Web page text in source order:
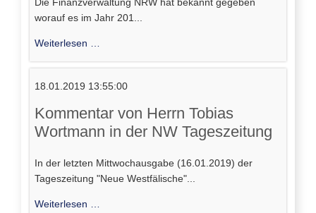
worauf es im Jahr 201...
Weiterlesen …
Finanzamt
Jahr
2019
18.01.2019 13:55:00
Kommentar von Herrn Tobias
Wortmann in der NW Tageszeitung
In der letzten Mittwochausgabe (16.01.2019) der
Tageszeitung "Neue Westfälische"...
Weiterlesen …